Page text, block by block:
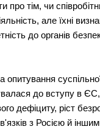
про тім, чи
але їхні
до органів
до вступу в
дефіциту, ріст
з Росією й